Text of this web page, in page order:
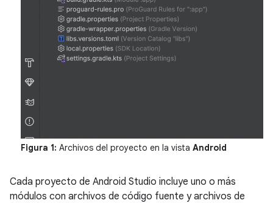
Figura 1: Archivos del proyecto en la vista Android
Cada proyecto de Android Studio incluye uno o más
módulos con archivos de código fuente y archivos de